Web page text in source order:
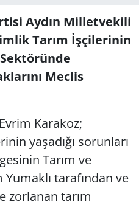
Aydın Milletvekili
Tarım İşçilerinin
Sektöründe
Meclis
Karakoz;
yaşadığı sorunları
Tarım ve
tarafından ve
zorlanan tarım